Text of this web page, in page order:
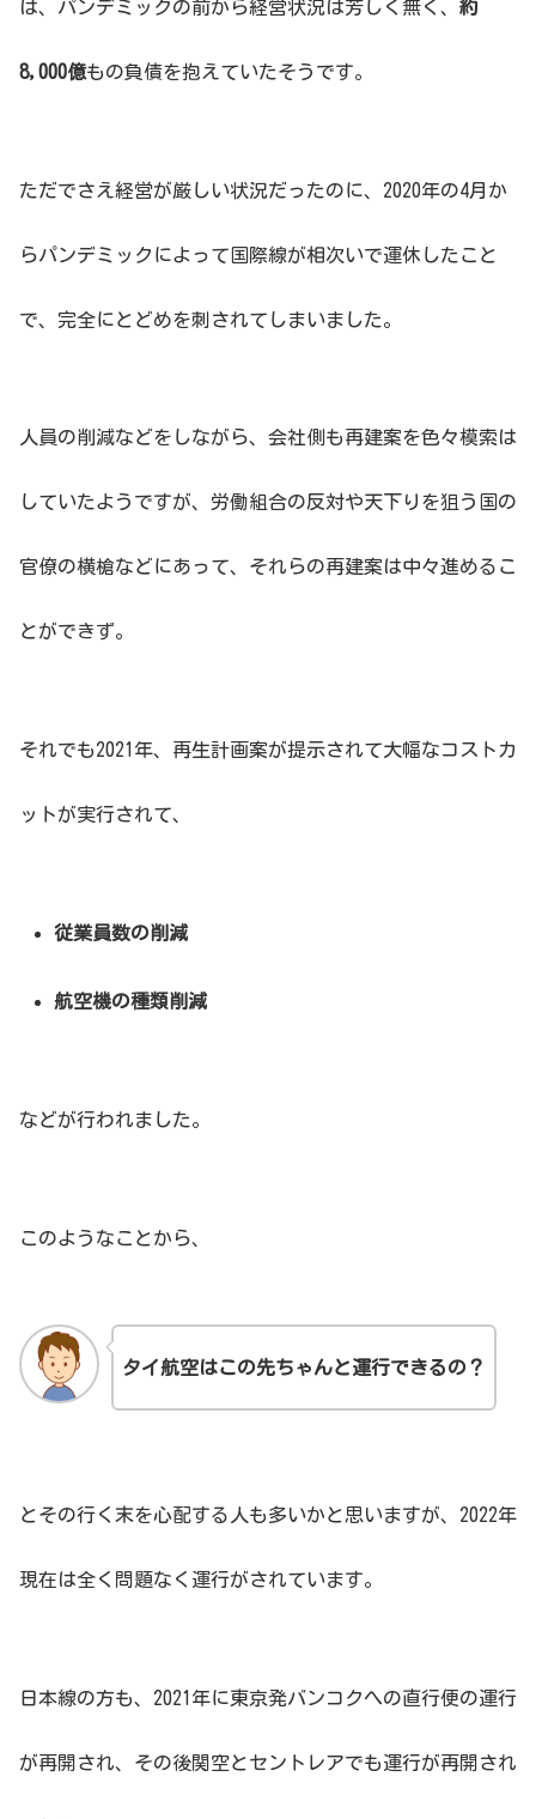
は、パンデミックの前から経営状況は芳しく無く、 約
8,000億もの負債を抱えていたそうです。
ただでさえ経営が厳しい状況だったのに、2020年の4月か
らパンデミックによって国際線が相次いで運休したこと
で、完全にとどめを刺されてしまいました。
人員の削減などをしながら、会社側も再建案を色々模索は
していたようですが、労働組合の反対や天下りを狙う国の
官僚の横槍などにあって、それらの再建案は中々進めるこ
とができず。
それでも2021年、再生計画案が提示されて大幅なコストカ
ットが実行されて、
従業員数の削減
航空機の種類削減
などが行われました。
このようなことから、
タイ航空はこの先ちゃんと運行できるの？
とその行く末を心配する人も多いかと思いますが、2022年
現在は全く問題なく運行がされています。
日本線の方も、2021年に東京発バンコクへの直行便の運行
が再開され、その後関空とセントレアでも運行が再開され